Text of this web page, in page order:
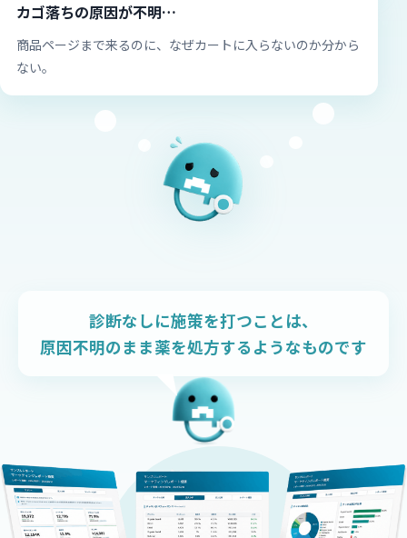
カゴ落ちの原因が不明…
商品ページまで来るのに、なぜカートに入らないのか分から
ない。
診断なしに施策を打つことは、
原因不明のまま薬を処方するようなものです